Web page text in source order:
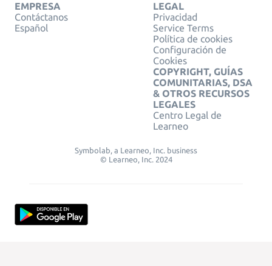
EMPRESA
Contáctanos
Español
LEGAL
Privacidad
Service Terms
Política de cookies
Configuración de
Cookies
COPYRIGHT, GUÍAS
COMUNITARIAS, DSA
& OTROS RECURSOS
LEGALES
Centro Legal de
Learneo
Symbolab, a Learneo, Inc. business
© Learneo, Inc. 2024